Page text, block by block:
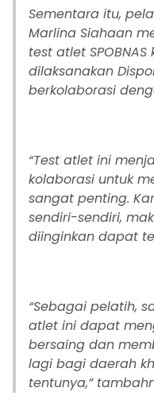
Sementara itu,
Marlina Siahaan
test atlet
dilaksanakan
berkolaborasi
“Test atlet ini
kolaborasi untuk
sangat penting.
sendiri-sendiri,
diinginkan dapat
“Sebagai pelatih,
atlet ini dapat
bersaing dan
lagi bagi daerah
tentunya,”